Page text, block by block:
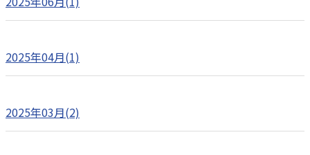
2025年04月(1)
2025年03月(2)